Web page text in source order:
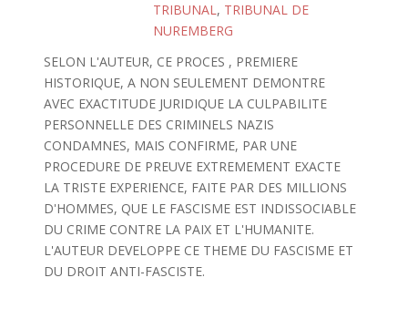
TRIBUNAL, TRIBUNAL DE
NUREMBERG
SELON L'AUTEUR, CE PROCES , PREMIERE
HISTORIQUE, A NON SEULEMENT DEMONTRE
AVEC EXACTITUDE JURIDIQUE LA CULPABILITE
PERSONNELLE DES CRIMINELS NAZIS
CONDAMNES, MAIS CONFIRME, PAR UNE
PROCEDURE DE PREUVE EXTREMEMENT EXACTE
LA TRISTE EXPERIENCE, FAITE PAR DES MILLIONS
D'HOMMES, QUE LE FASCISME EST INDISSOCIABLE
DU CRIME CONTRE LA PAIX ET L'HUMANITE.
L'AUTEUR DEVELOPPE CE THEME DU FASCISME ET
DU DROIT ANTI-FASCISTE.